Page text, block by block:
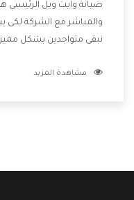
صيانة وايت ويل الرئيسي
والمباشر مع الشركة لكى
نبقى متواجدين بشكل
الشركة بها والتى تكون
مشاهدة المزيد